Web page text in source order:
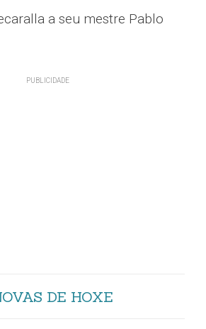
a seu mestre Pablo
DE HOXE